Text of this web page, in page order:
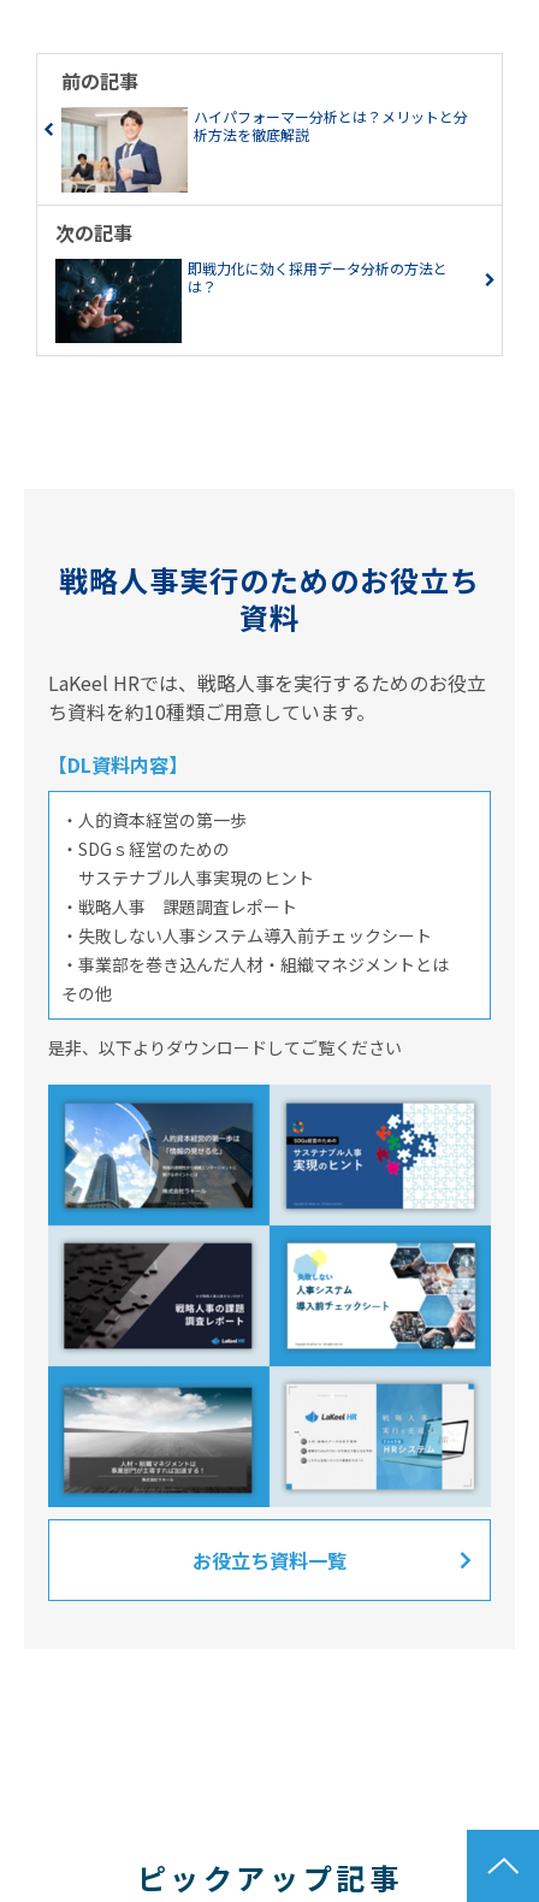
前の記事
ハイパフォーマー分析とは？メリットと分
析方法を徹底解説
次の記事
即戦力化に効く採用データ分析の方法と
は？
戦略人事実行のためのお役立ち
資料
LaKeel HRでは、戦略人事を実行するためのお役立
ち資料を約10種類ご用意しています。
【DL資料内容】
・人的資本経営の第一歩
・SDGｓ経営のための
サステナブル人事実現のヒント
・戦略人事 課題調査レポート
・失敗しない人事システム導入前チェックシート
・事業部を巻き込んだ人材・組織マネジメントとは
その他
是非、以下よりダウンロードしてご覧ください
お役立ち資料一覧
ピックアップ記事